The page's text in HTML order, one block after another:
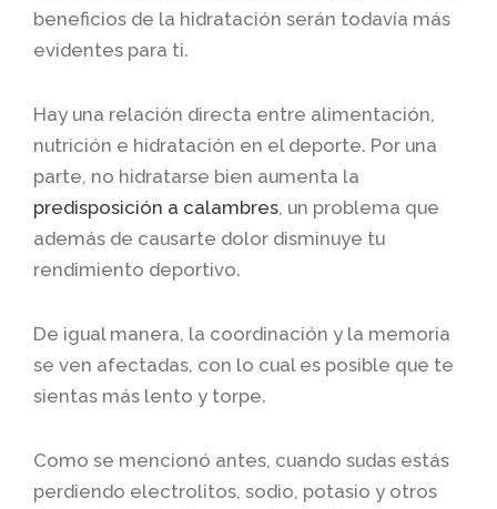
beneficios de la hidratación serán todavía más
evidentes para ti.
Hay una relación directa entre alimentación,
nutrición e hidratación en el deporte. Por una
parte, no hidratarse bien aumenta la
predisposición a calambres, un problema que
además de causarte dolor disminuye tu
rendimiento deportivo.
De igual manera, la coordinación y la memoria
se ven afectadas, con lo cual es posible que te
sientas más lento y torpe.
Como se mencionó antes, cuando sudas estás
perdiendo electrolitos, sodio, potasio y otros